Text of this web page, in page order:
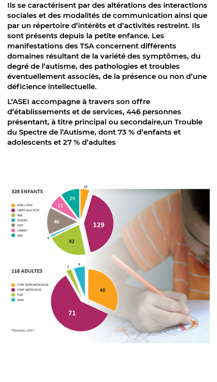
Ils se caractérisent par des altérations des interactions
sociales et des modalités de communication ainsi que
par un répertoire d’intérêts et d’activités restreint. Ils
sont présents depuis la petite enfance. Les
manifestations des TSA concernent différents
domaines résultant de la variété des symptômes, du
degré de l’autisme, des pathologies et troubles
éventuellement associés, de la présence ou non d’une
déficience intellectuelle.
L’ASEI accompagne à travers son offre
d’établissements et de services, 446 personnes
présentant, à titre principal ou secondaire,un Trouble
du Spectre de l’Autisme, dont 73 % d’enfants et
adolescents et 27 % d’adultes